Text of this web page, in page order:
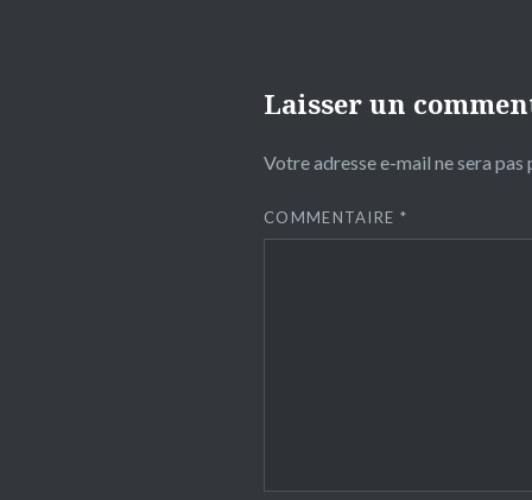
Laisser un
Votre adresse e-mail ne sera pas
COMMENTAIRE *